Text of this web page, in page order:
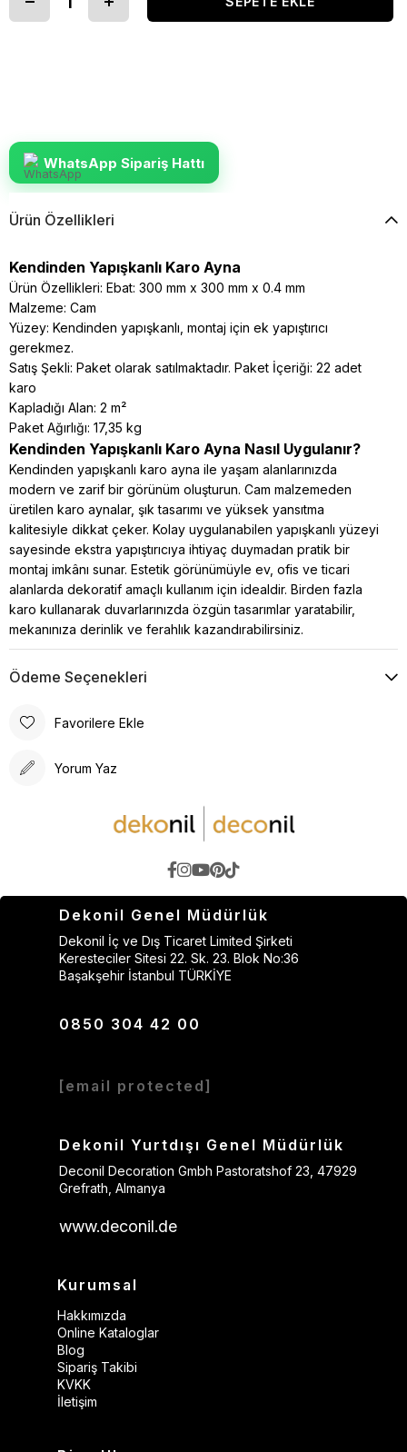
WhatsApp Sipariş Hattı
Ürün Özellikleri
Kendinden Yapışkanlı Karo Ayna
Ürün Özellikleri: Ebat: 300 mm x 300 mm x 0.4 mm
Malzeme: Cam
Yüzey: Kendinden yapışkanlı, montaj için ek yapıştırıcı
gerekmez.
Satış Şekli: Paket olarak satılmaktadır. Paket İçeriği: 22 adet
karo
Kapladığı Alan: 2 m²
Paket Ağırlığı: 17,35 kg
Kendinden Yapışkanlı Karo Ayna Nasıl Uygulanır?
Kendinden yapışkanlı karo ayna ile yaşam alanlarınızda
modern ve zarif bir görünüm oluşturun. Cam malzemeden
üretilen karo aynalar, şık tasarımı ve yüksek yansıtma
kalitesiyle dikkat çeker. Kolay uygulanabilen yapışkanlı yüzeyi
sayesinde ekstra yapıştırıcıya ihtiyaç duymadan pratik bir
montaj imkânı sunar. Estetik görünümüyle ev, ofis ve ticari
alanlarda dekoratif amaçlı kullanım için idealdir. Birden fazla
karo kullanarak duvarlarınızda özgün tasarımlar yaratabilir,
mekanınıza derinlik ve ferahlık kazandırabilirsiniz.
Ödeme Seçenekleri
Favorilere Ekle
Yorum Yaz
Dekonil Genel Müdürlük
Dekonil İç ve Dış Ticaret Limited Şirketi
Keresteciler Sitesi 22. Sk. 23. Blok No:36
Başakşehir İstanbul TÜRKİYE
0850 304 42 00
[email protected]
Dekonil Yurtdışı Genel Müdürlük
Deconil Decoration Gmbh Pastoratshof 23, 47929
Grefrath, Almanya
www.deconil.de
Kurumsal
Hakkımızda
Online Kataloglar
Blog
Sipariş Takibi
KVKK
İletişim